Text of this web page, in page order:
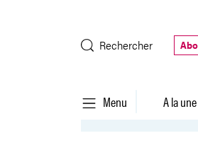
Rechercher
Menu A la une